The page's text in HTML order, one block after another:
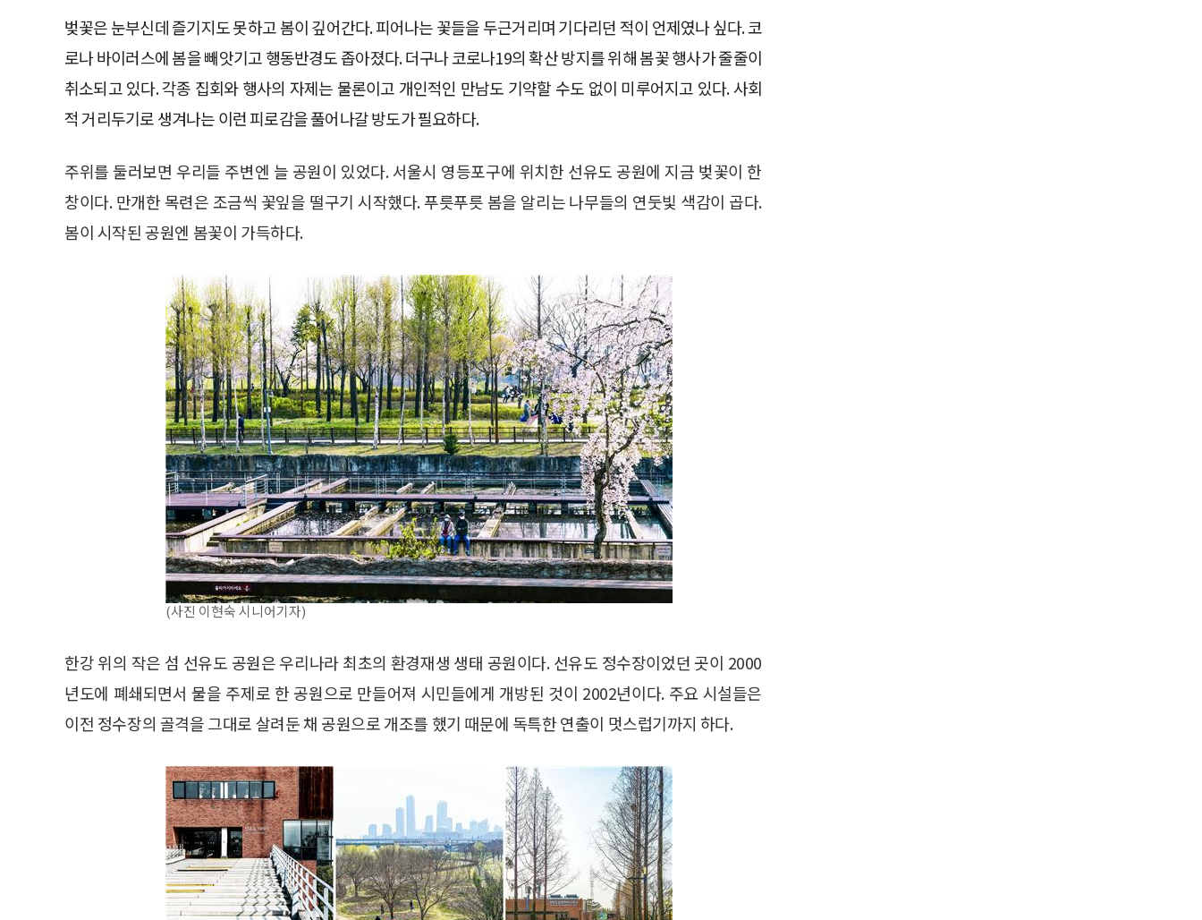
벚꽃은 눈부신데 즐기지도 못하고 봄이 깊어간다. 피어나는 꽃들을 두근거리며 기다리던 적이 언제였나 싶다. 코
로나 바이러스에 봄을 빼앗기고 행동반경도 좁아졌다. 더구나 코로나19의 확산 방지를 위해 봄꽃 행사가 줄줄이
취소되고 있다. 각종 집회와 행사의 자제는 물론이고 개인적인 만남도 기약할 수도 없이 미루어지고 있다. 사회
적 거리두기로 생겨나는 이런 피로감을 풀어나갈 방도가 필요하다.
주위를 둘러보면 우리들 주변엔 늘 공원이 있었다. 서울시 영등포구에 위치한 선유도 공원에 지금 벚꽃이 한
창이다. 만개한 목련은 조금씩 꽃잎을 떨구기 시작했다. 푸릇푸릇 봄을 알리는 나무들의 연둣빛 색감이 곱다.
봄이 시작된 공원엔 봄꽃이 가득하다.
(사진 이현숙 시니어기자)
한강 위의 작은 섬 선유도 공원은 우리나라 최초의 환경재생 생태 공원이다. 선유도 정수장이었던 곳이 2000
년도에 폐쇄되면서 물을 주제로 한 공원으로 만들어져 시민들에게 개방된 것이 2002년이다. 주요 시설들은
이전 정수장의 골격을 그대로 살려둔 채 공원으로 개조를 했기 때문에 독특한 연출이 멋스럽기까지 하다.